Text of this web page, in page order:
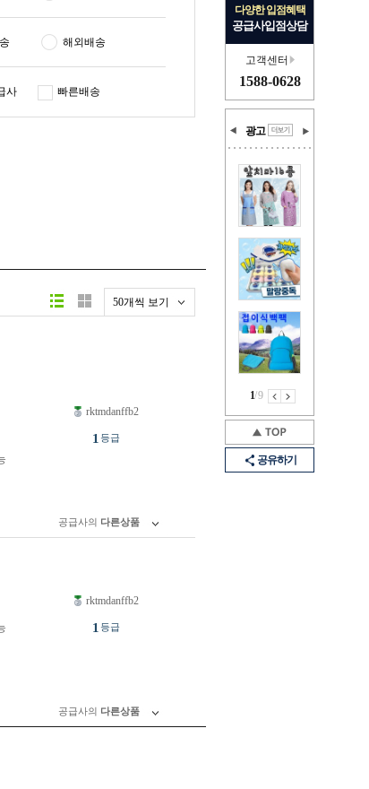
다양한 입점혜택
공급사입점상담
고객센터
1588-0628
광고
1/9
공유하기
해외배송
사 빠른배송
50개씩 보기
rktmdanffb2
1 등급
공급사의 다른상품
rktmdanffb2
1 등급
공급사의 다른상품